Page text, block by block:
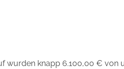
wurden knapp 6.100,00 € von